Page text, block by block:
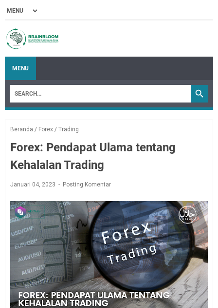
MENU
Beranda / Forex / Trading
Forex: Pendapat Ulama tentang
Kehalalan Trading
Januari 04, 2023 Posting Komentar